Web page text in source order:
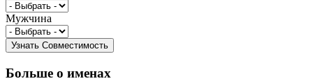
Мужчина
Больше о именах